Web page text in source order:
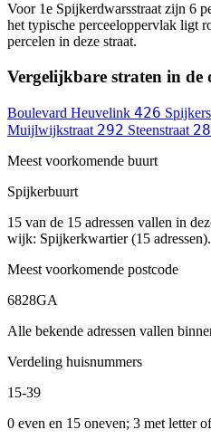
Voor 1e Spijkerdwarsstraat zijn 6
het typische perceeloppervlak ligt
percelen in deze straat.
Vergelijkbare straten in de
Boulevard Heuvelink 426
Muijlwijkstraat 292 Steenstraat
Meest voorkomende buurt
Spijkerbuurt
15 van de 15 adressen vallen in
wijk: Spijkerkwartier (15 adressen).
Meest voorkomende postcode
6828GA
Alle bekende adressen vallen
Verdeling huisnummers
15-39
0 even en 15 oneven; 3 met letter